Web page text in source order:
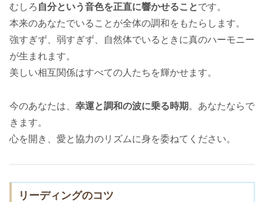
むしろ 自分という音色を正直に響かせることです。
本来のあなたでいることが全体の調和をもたらします。
強すぎず、弱すぎず、自然体でいるときに真のハーモニー
が生まれます。
美しい相互関係はすべての人たちを輝かせます。
今のあなたは、 幸運と調和の波に乗る時期 。あなたならで
きます。
心を開き、愛と協力のリズムに身を委ねてください。
リーディングのコツ